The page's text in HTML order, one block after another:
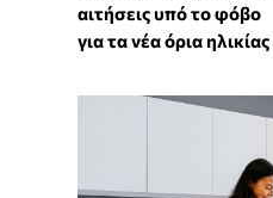
αιτήσεις υπό το φόβο
για τα νέα όρια ηλικίας